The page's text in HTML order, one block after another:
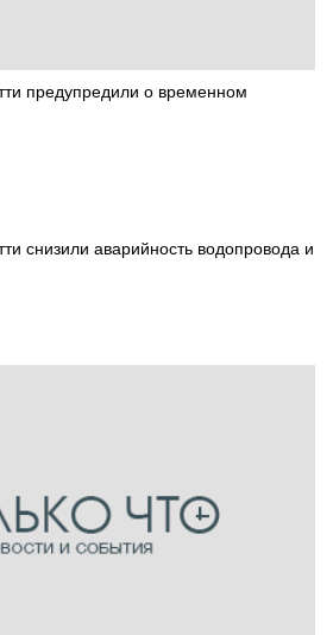
предупредили о временном
снизили аварийность водопровода и